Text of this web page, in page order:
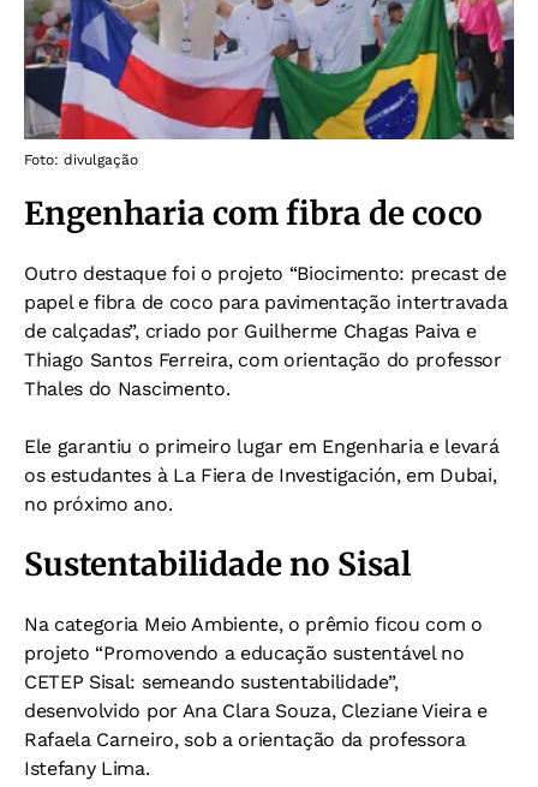
Foto: divulgação
Engenharia com fibra de coco
Outro destaque foi o projeto “Biocimento: precast de
papel e fibra de coco para pavimentação intertravada
de calçadas”, criado por Guilherme Chagas Paiva e
Thiago Santos Ferreira, com orientação do professor
Thales do Nascimento.
Ele garantiu o primeiro lugar em Engenharia e levará
os estudantes à La Fiera de Investigación, em Dubai,
no próximo ano.
Sustentabilidade no Sisal
Na categoria Meio Ambiente, o prêmio ficou com o
projeto “Promovendo a educação sustentável no
CETEP Sisal: semeando sustentabilidade”,
desenvolvido por Ana Clara Souza, Cleziane Vieira e
Rafaela Carneiro, sob a orientação da professora
Istefany Lima.